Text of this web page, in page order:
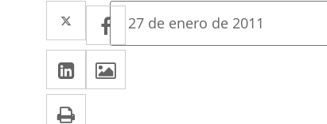
Twitter
Enlace
a
una
aplicación
Facebook
Enlace
a
una
LinkedIn
Enlace
a
una
Imágenes
Fecha
la
27 de enero de 2011